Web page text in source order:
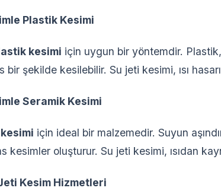
Plastik Kesimi
kesimi için uygun bir yöntemdir.
şekilde kesilebilir. Su jeti kesimi, ısı
Seramik Kesimi
için ideal bir malzemedir. Suyun
kesimler oluşturur. Su jeti kesimi, ısıdan
Kesim Hizmetleri